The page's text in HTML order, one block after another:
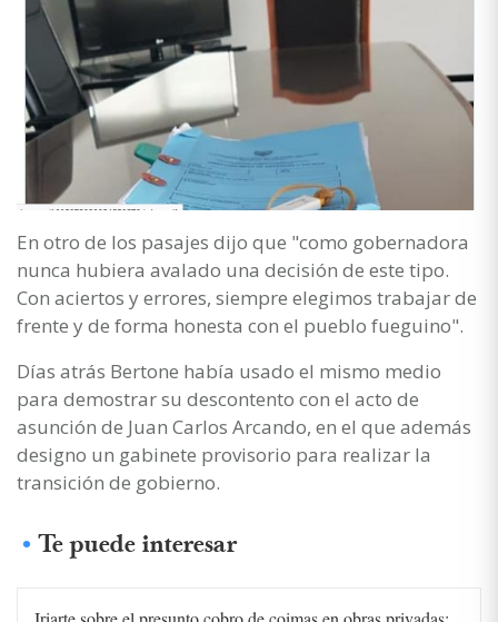
En otro de los pasajes dijo que "como gobernadora
nunca hubiera avalado una decisión de este tipo.
Con aciertos y errores, siempre elegimos trabajar de
frente y de forma honesta con el pueblo fueguino".
Días atrás Bertone había usado el mismo medio
para demostrar su descontento con el acto de
asunción de Juan Carlos Arcando, en el que además
designo un gabinete provisorio para realizar la
transición de gobierno.
Te puede interesar